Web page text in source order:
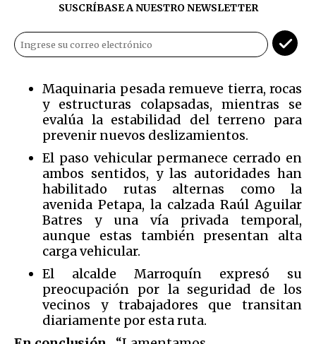
SUSCRÍBASE A NUESTRO NEWSLETTER
Maquinaria pesada remueve tierra, rocas
y estructuras colapsadas, mientras se
evalúa la estabilidad del terreno para
prevenir nuevos deslizamientos.
El paso vehicular permanece cerrado en
ambos sentidos, y las autoridades han
habilitado rutas alternas como la
avenida Petapa, la calzada Raúl Aguilar
Batres y una vía privada temporal,
aunque estas también presentan alta
carga vehicular.
El alcalde Marroquín expresó su
preocupación por la seguridad de los
vecinos y trabajadores que transitan
diariamente por esta ruta.